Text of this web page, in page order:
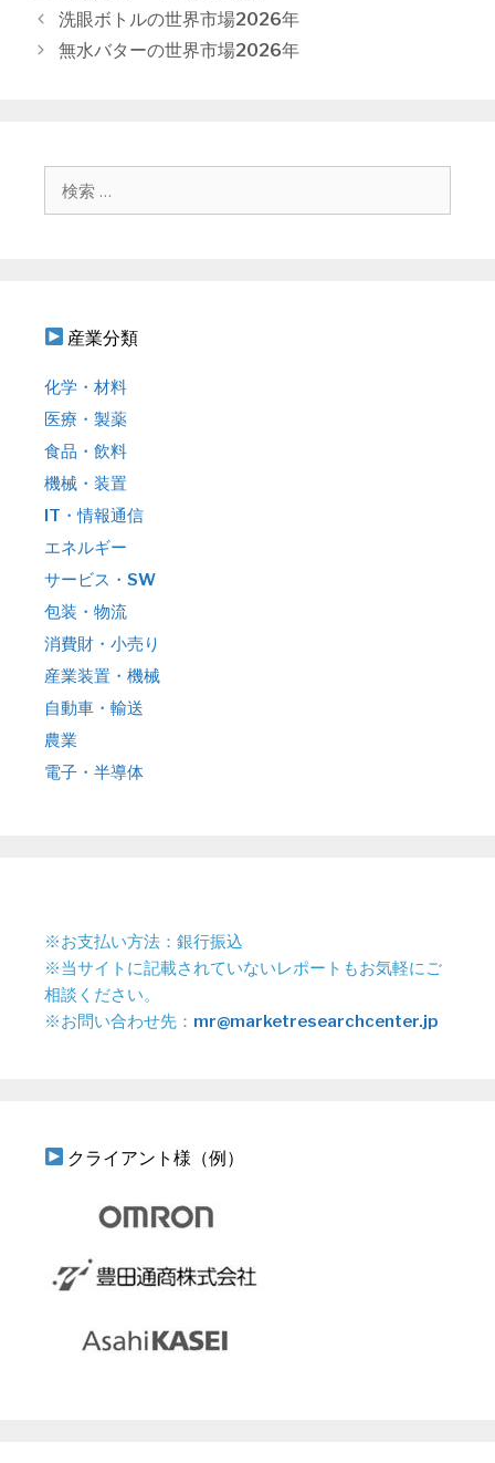
テ
ゴ
リ
投
稿
洗眼ボトルの世界市場2026年
無水バターの世界市場2026年
産業分類
化学・材料
医療・製薬
食品・飲料
機械・装置
IT・情報通信
エネルギー
サービス・SW
包装・物流
消費財・小売り
産業装置・機械
自動車・輸送
農業
電子・半導体
※お支払い方法：銀行振込
※当サイトに記載されていないレポートもお気軽にご
相談ください。
※お問い合わせ先： mr@marketresearchcenter.jp
クライアント様（例）